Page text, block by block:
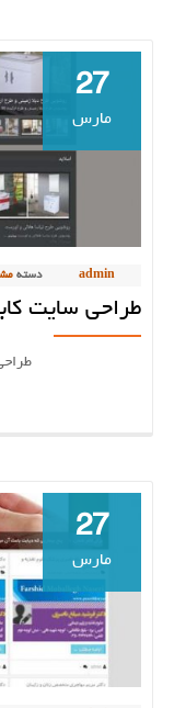
27
مارس
admin دسته
طراحی سایت
27
مارس